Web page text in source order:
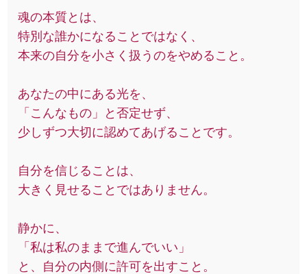
魂の本質とは、
特別な誰かになることではなく、
本来の自分を小さく扱うのをやめること。
あなたの中にある光を、
「こんなもの」と否定せず、
少しずつ大切に認めてあげることです。
自分を信じることは、
大きく見せることではありません。
静かに、
「私は私のままで進んでいい」
と、自分の内側に許可を出すこと。